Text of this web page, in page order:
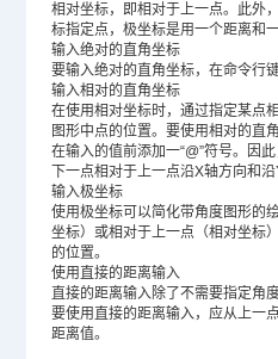
相对坐标，即相对于上一点。此外
标指定点，极坐标是用一个距离和
输入绝对的直角坐标
要输入绝对的直角坐标，在命令行
输入相对的直角坐标
在使用相对坐标时，通过指定某点
图形中点的位置。要使用相对的直
在输入的值前添加一“@”符号。因
下一点相对于上一点沿X轴方向和
输入极坐标
使用极坐标可以简化带角度图形的
坐标）或相对于上一点（相对坐标
的位置。
使用直接的距离输入
直接的距离输入除了不需要指定角
要使用直接的距离输入，应从上一
距离值。